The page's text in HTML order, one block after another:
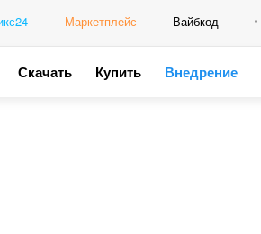
Маркетплейс Вайбкод
Скачать Купить Внедрение